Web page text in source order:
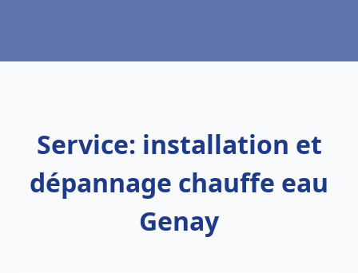
Service: installation et
dépannage chauffe eau
Genay